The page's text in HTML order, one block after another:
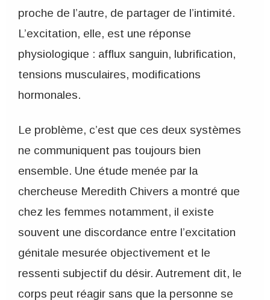
proche de l’autre, de partager de l’intimité.
L’excitation, elle, est une réponse
physiologique : afflux sanguin, lubrification,
tensions musculaires, modifications
hormonales.
Le problème, c’est que ces deux systèmes
ne communiquent pas toujours bien
ensemble. Une étude menée par la
chercheuse Meredith Chivers a montré que
chez les femmes notamment, il existe
souvent une discordance entre l’excitation
génitale mesurée objectivement et le
ressenti subjectif du désir. Autrement dit, le
corps peut réagir sans que la personne se